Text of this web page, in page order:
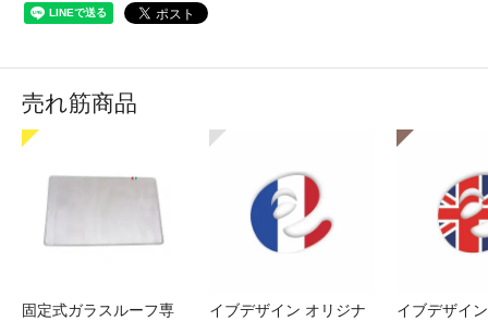
売れ筋商品
固定式ガラスルーフ専
イブデザイン オリジナ
イブデザイ